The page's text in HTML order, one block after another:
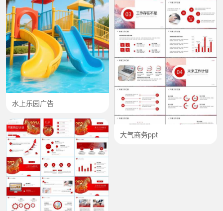
大气商务ppt
水上乐园广告